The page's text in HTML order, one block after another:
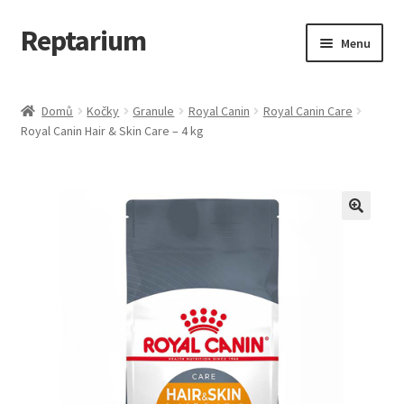
Přeskočit
na
Přejít
k
webu
Reptarium Menu
Košík
Domů Kočky Granule Royal Canin
Royal Canin Care
Royal Canin Hair & Skin Care – 4 kg